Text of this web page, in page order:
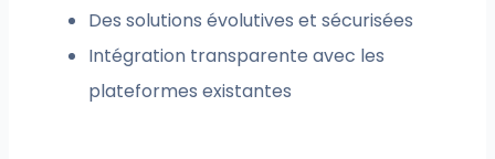
Des solutions évolutives et sécurisées
Intégration transparente avec les
plateformes existantes